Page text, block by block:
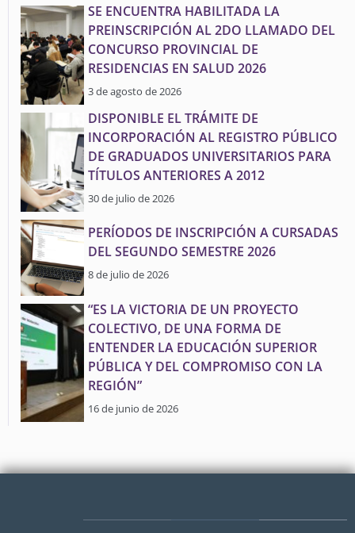
SE ENCUENTRA HABILITADA LA
PREINSCRIPCIÓN AL 2DO LLAMADO DEL
CONCURSO PROVINCIAL DE
RESIDENCIAS EN SALUD 2026
3 de agosto de 2026
DISPONIBLE EL TRÁMITE DE
INCORPORACIÓN AL REGISTRO PÚBLICO
DE GRADUADOS UNIVERSITARIOS PARA
TÍTULOS ANTERIORES A 2012
30 de julio de 2026
PERÍODOS DE INSCRIPCIÓN A CURSADAS
DEL SEGUNDO SEMESTRE 2026
8 de julio de 2026
“ES LA VICTORIA DE UN PROYECTO
COLECTIVO, DE UNA FORMA DE
ENTENDER LA EDUCACIÓN SUPERIOR
PÚBLICA Y DEL COMPROMISO CON LA
REGIÓN”
16 de junio de 2026